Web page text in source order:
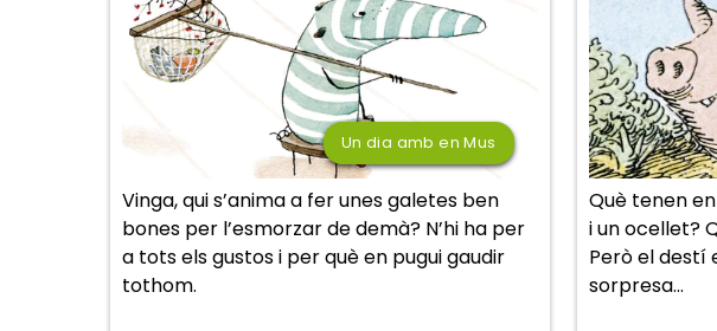
Un dia amb en Mus
Vinga, qui s’anima a fer unes galetes ben
bones per l’esmorzar de demà? N’hi ha per
a tots els gustos i per què en pugui gaudir
tothom.
Què tenen
i un ocellet?
Però el destí
sorpresa...